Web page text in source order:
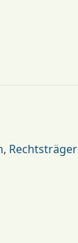
Rechtsträger